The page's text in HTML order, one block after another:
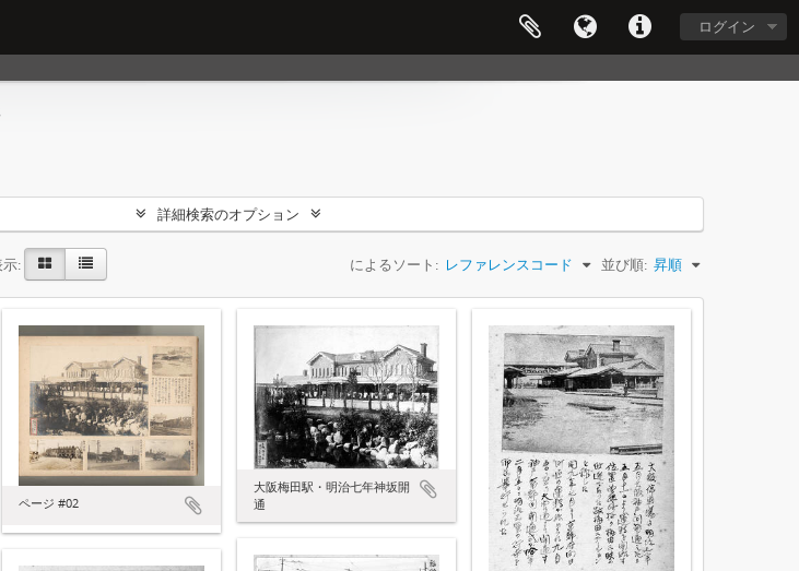
ログイン
詳細検索のオプション
: によるソート: レファレンスコード 並び順: 昇順
ページ #02
大阪梅田駅・明治七年神坂開
通